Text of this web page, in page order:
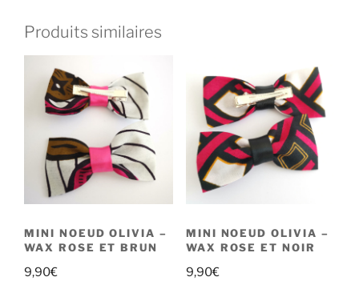
Produits similaires
MINI NOEUD OLIVIA –
WAX ROSE ET BRUN
9,90€
MINI NOEUD OLIVIA –
WAX ROSE ET NOIR
9,90€